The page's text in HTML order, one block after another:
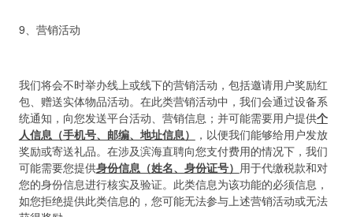
9、营销活动
我们将会不时举办线上或线下的营销活动，包括邀请用户奖励红
包、赠送实体物品活动。在此类营销活动中，我们会通过设备系
统通知，向您发送平台活动、营销信息；并可能需要用户提供个
人信息（手机号、邮编、地址信息）
，以便我们能够给用户发放
奖励或寄送礼品。在涉及滨海直聘向您支付费用的情况下，我们
可能需要您提供身份信息（姓名、身份证号） 用于代缴税款和对
您的身份信息进行核实及验证。此类信息为该功能的必须信息，
如您拒绝提供此类信息的，您可能无法参与上述营销活动或无法